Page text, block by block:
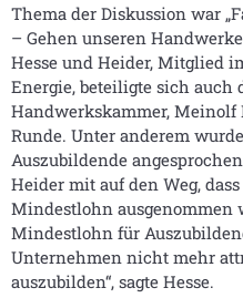
Thema der Diskussion war
– Gehen unseren
Hesse und Heider, Mitglied
Energie, beteiligte sich auch
Handwerkskammer, Meinolf
Runde. Unter anderem
Auszubildende
Heider mit auf den Weg,
Mindestlohn ausgenommen
Mindestlohn für
Unternehmen nicht mehr
auszubilden“, sagte Hesse.